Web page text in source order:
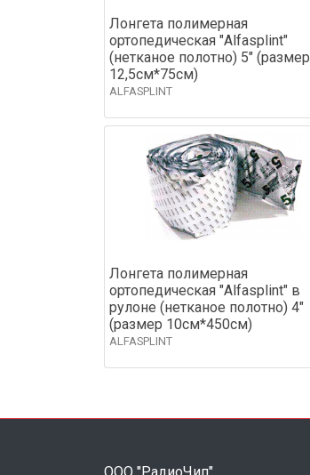
Лонгета полимерная
ортопедическая "Alfasplint"
(нетканое полотно) 5" (размер
12,5см*75см)
ALFASPLINT
Лонгета полимерная
ортопедическая "Alfasplint" в
рулоне (нетканое полотно) 4"
(размер 10см*450см)
ALFASPLINT
ООО "РадиоЧип"